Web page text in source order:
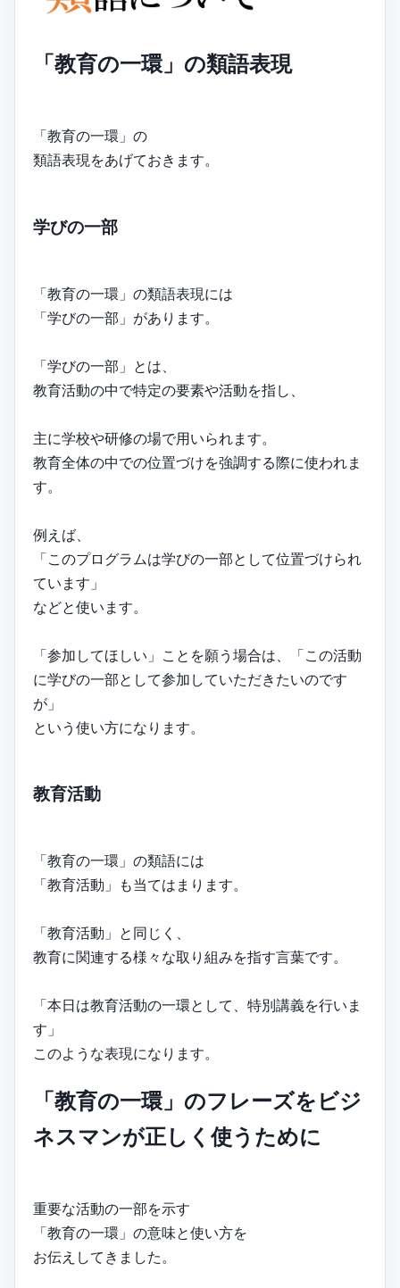
「教育の一環」の類語表現
「教育の一環」の
類語表現をあげておきます。
学びの一部
「教育の一環」の類語表現には
「学びの一部」があります。
「学びの一部」とは、
教育活動の中で特定の要素や活動を指し、
主に学校や研修の場で用いられます。
教育全体の中での位置づけを強調する際に使われま
す。
例えば、
「このプログラムは学びの一部として位置づけられ
ています」
などと使います。
「参加してほしい」ことを願う場合は、「この活動
に学びの一部として参加していただきたいのです
が」
という使い方になります。
教育活動
「教育の一環」の類語には
「教育活動」も当てはまります。
「教育活動」と同じく、
教育に関連する様々な取り組みを指す言葉です。
「本日は教育活動の一環として、特別講義を行いま
す」
このような表現になります。
「教育の一環」のフレーズをビジ
ネスマンが正しく使うために
重要な活動の一部を示す
「教育の一環」の意味と使い方を
お伝えしてきました。